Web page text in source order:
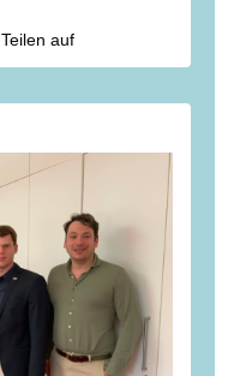
Rettungsdienst
ist darüber
der seit nunmehr
Sterbenskranker in
genug danken!
Teilen auf